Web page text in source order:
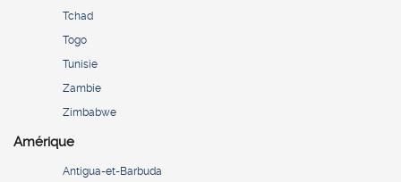
Tchad
Togo
Tunisie
Zambie
Zimbabwe
Amérique
Antigua-et-Barbuda